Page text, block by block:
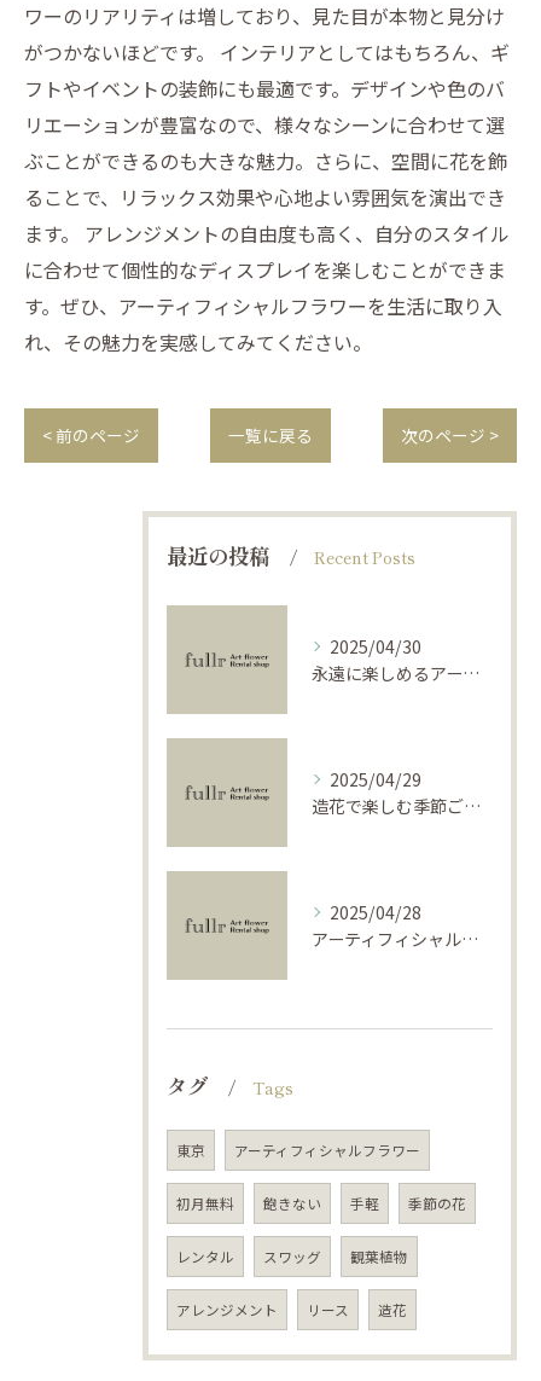
ワーのリアリティは増しており、見た目が本物と見分け
がつかないほどです。 インテリアとしてはもちろん、ギ
フトやイベントの装飾にも最適です。デザインや色のバ
リエーションが豊富なので、様々なシーンに合わせて選
ぶことができるのも大きな魅力。さらに、空間に花を飾
ることで、リラックス効果や心地よい雰囲気を演出でき
ます。 アレンジメントの自由度も高く、自分のスタイル
に合わせて個性的なディスプレイを楽しむことができま
す。ぜひ、アーティフィシャルフラワーを生活に取り入
れ、その魅力を実感してみてください。
< 前のページ 一覧に戻る 次のページ >
最近の投稿 Recent Posts
2025/04/30
永遠に楽しめるアーティフィシャルフラワーの使い方
2025/04/29
造花で楽しむ季節ごとのインテリア
2025/04/28
アーティフィシャルフラワーで学ぶ基礎と活用法
タグ Tags
東京 アーティフィシャルフラワー
初月無料 飽きない 手軽 季節の花
レンタル スワッグ 観葉植物
アレンジメント リース 造花